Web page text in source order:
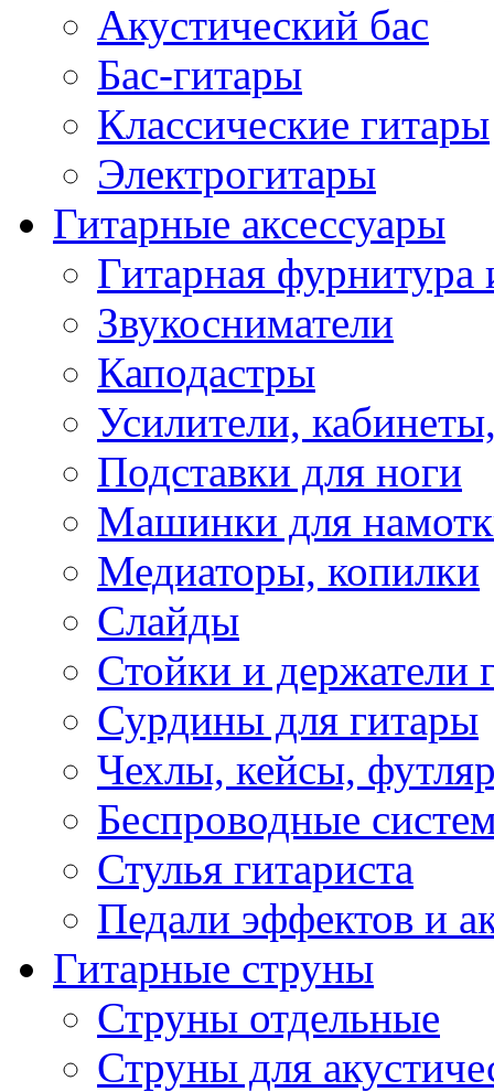
Акустический бас
Бас-гитары
Классические гитары
Электрогитары
Гитарные аксессуары
Гитарная фурнитура
Звукосниматели
Каподастры
Усилители,
Подставки для ноги
Машинки для
Медиаторы, копилки
Слайды
Стойки и держатели
Сурдины для гитары
Чехлы, кейсы,
Беспроводные
Стулья гитариста
Педали эффектов и
Гитарные струны
Струны отдельные
Струны для